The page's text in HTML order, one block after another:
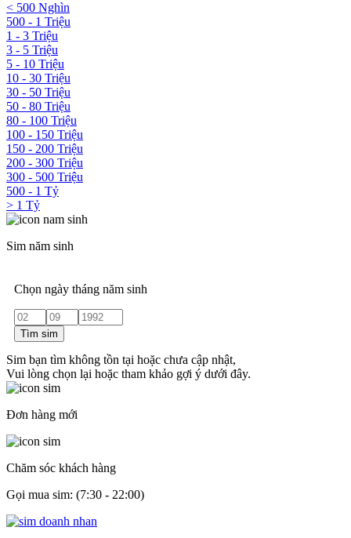
< 500 Nghìn
500 - 1 Triệu
1 - 3 Triệu
3 - 5 Triệu
5 - 10 Triệu
10 - 30 Triệu
30 - 50 Triệu
50 - 80 Triệu
80 - 100 Triệu
100 - 150 Triệu
150 - 200 Triệu
200 - 300 Triệu
300 - 500 Triệu
500 - 1 Tỷ
> 1 Tỷ
Sim năm sinh
Chọn ngày tháng năm sinh
Tìm sim
Sim bạn tìm không tồn tại hoặc chưa cập nhật,
Vui lòng chọn lại hoặc tham khảo gợi ý dưới đây.
Đơn hàng mới
Chăm sóc khách hàng
Gọi mua sim: (7:30 - 22:00)